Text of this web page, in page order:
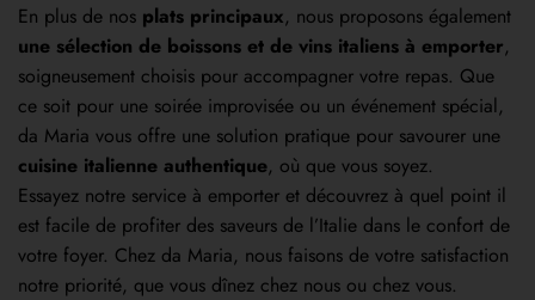
En plus de nos plats principaux, nous proposons également
une sélection de boissons et de vins italiens à emporter,
soigneusement choisis pour accompagner votre repas. Que
ce soit pour une soirée improvisée ou un événement spécial,
da Maria vous offre une solution pratique pour savourer une
cuisine italienne authentique, où que vous soyez.
Essayez notre service à emporter et découvrez à quel point il
est facile de profiter des saveurs de l’Italie dans le confort de
votre foyer. Chez da Maria, nous faisons de votre satisfaction
notre priorité, que vous dînez chez nous ou chez vous.